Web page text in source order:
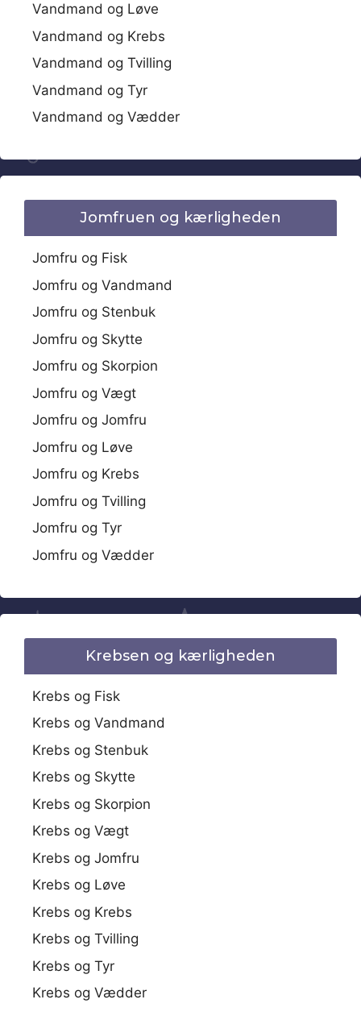
Vandmand og Løve
Vandmand og Krebs
Vandmand og Tvilling
Vandmand og Tyr
Vandmand og Vædder
Jomfruen og kærligheden
Jomfru og Fisk
Jomfru og Vandmand
Jomfru og Stenbuk
Jomfru og Skytte
Jomfru og Skorpion
Jomfru og Vægt
Jomfru og Jomfru
Jomfru og Løve
Jomfru og Krebs
Jomfru og Tvilling
Jomfru og Tyr
Jomfru og Vædder
Krebsen og kærligheden
Krebs og Fisk
Krebs og Vandmand
Krebs og Stenbuk
Krebs og Skytte
Krebs og Skorpion
Krebs og Vægt
Krebs og Jomfru
Krebs og Løve
Krebs og Krebs
Krebs og Tvilling
Krebs og Tyr
Krebs og Vædder